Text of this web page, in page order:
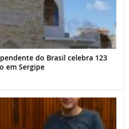
do Brasil celebra 123
em Sergipe